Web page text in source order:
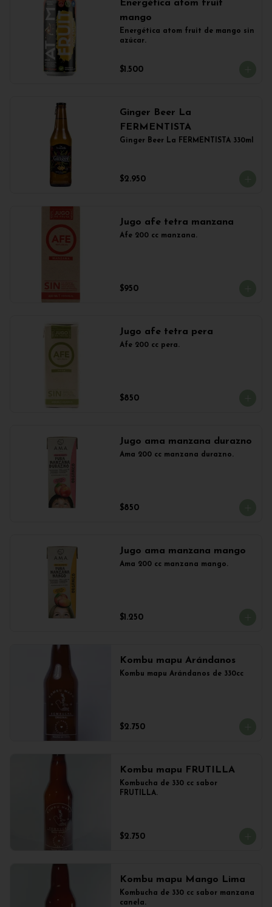
Energética atom fruit
mango
Energética atom fruit de mango sin
azúcar.
$1.500
Ginger Beer La
FERMENTISTA
Ginger Beer La FERMENTISTA 330ml
$2.950
Jugo afe tetra manzana
Afe 200 cc manzana.
$950
Jugo afe tetra pera
Afe 200 cc pera.
$850
Jugo ama manzana durazno
Ama 200 cc manzana durazno.
$850
Jugo ama manzana mango
Ama 200 cc manzana mango.
$1.250
Kombu mapu Arándanos
Kombu mapu Arándanos de 330cc
$2.750
Kombu mapu FRUTILLA
Kombucha de 330 cc sabor
FRUTILLA.
$2.750
Kombu mapu Mango Lima
Kombucha de 330 cc sabor manzana
canela.